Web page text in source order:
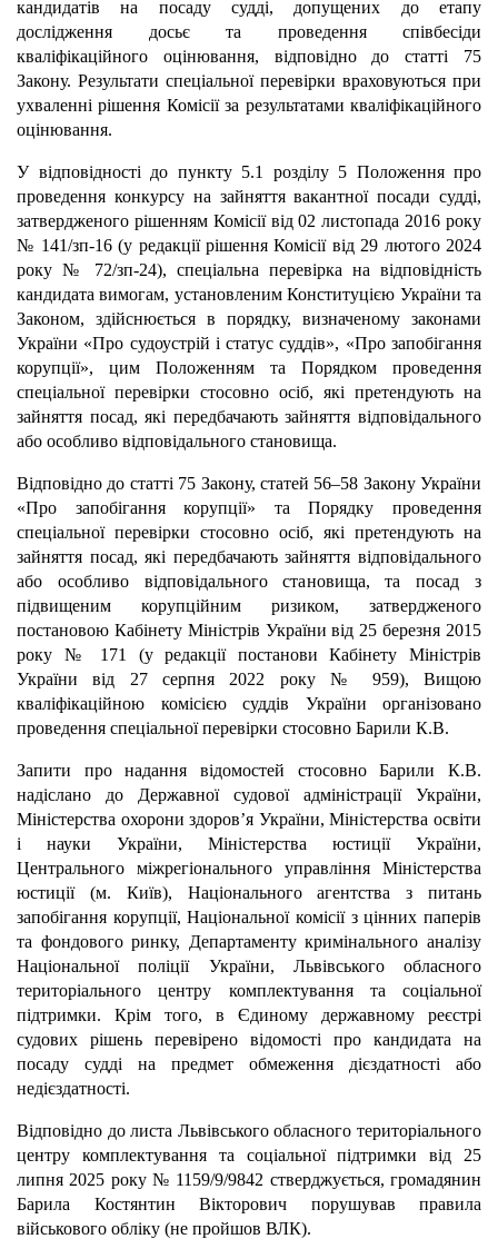
кандидатів на посаду судді, допущених до етапу
дослідження досьє та проведення співбесіди
кваліфікаційного оцінювання, відповідно до статті 75
Закону. Результати спеціальної перевірки враховуються при
ухваленні рішення Комісії за результатами кваліфікаційного
оцінювання.
У відповідності до пункту 5.1 розділу 5 Положення про
проведення конкурсу на зайняття вакантної посади судді,
затвердженого рішенням Комісії від 02 листопада 2016 року
№ 141/зп-16 (у редакції рішення Комісії від 29 лютого 2024
року № 72/зп-24), спеціальна перевірка на відповідність
кандидата вимогам, установленим Конституцією України та
Законом, здійснюється в порядку, визначеному законами
України «Про судоустрій і статус суддів», «Про запобігання
корупції», цим Положенням та Порядком проведення
спеціальної перевірки стосовно осіб, які претендують на
зайняття посад, які передбачають зайняття відповідального
або особливо відповідального становища.
Відповідно до статті 75 Закону, статей 56–58 Закону України
«Про запобігання корупції» та Порядку проведення
спеціальної перевірки стосовно осіб, які претендують на
зайняття посад, які передбачають зайняття відповідального
або особливо відповідального становища, та посад з
підвищеним корупційним ризиком, затвердженого
постановою Кабінету Міністрів України від 25 березня 2015
року № 171 (у редакції постанови Кабінету Міністрів
України від 27 серпня 2022 року № 959), Вищою
кваліфікаційною комісією суддів України організовано
проведення спеціальної перевірки стосовно Барили К.В.
Запити про надання відомостей стосовно Барили К.В.
надіслано до Державної судової адміністрації України,
Міністерства охорони здоров’я України, Міністерства освіти
і науки України, Міністерства юстиції України,
Центрального міжрегіонального управління Міністерства
юстиції (м. Київ), Національного агентства з питань
запобігання корупції, Національної комісії з цінних паперів
та фондового ринку, Департаменту кримінального аналізу
Національної поліції України, Львівського обласного
територіального центру комплектування та соціальної
підтримки. Крім того, в Єдиному державному реєстрі
судових рішень перевірено відомості про кандидата на
посаду судді на предмет обмеження дієздатності або
недієздатності.
Відповідно до листа Львівського обласного територіального
центру комплектування та соціальної підтримки від 25
липня 2025 року № 1159/9/9842 стверджується, громадянин
Барила Костянтин Вікторович порушував правила
військового обліку (не пройшов ВЛК).